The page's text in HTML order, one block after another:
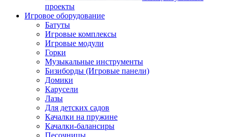
проекты
Игровое оборудование
Батуты
Игровые комплексы
Игровые модули
Горки
Музыкальные инструменты
Бизиборды (Игровые панели)
Домики
Карусели
Лазы
Для детских садов
Качалки на пружине
Качалки-балансиры
Песочницы